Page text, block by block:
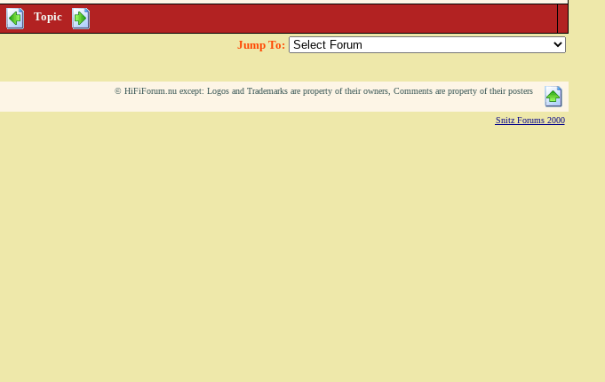
Topic
Jump To:
© HiFiForum.nu except: Logos and Trademarks are property of their owners, Comments are property of their posters
Snitz Forums 2000